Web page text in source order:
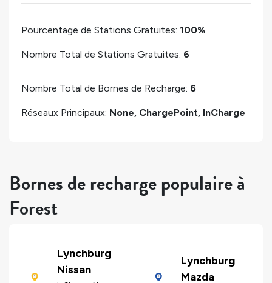
Pourcentage de Stations Gratuites: 100%
Nombre Total de Stations Gratuites: 6
Nombre Total de Bornes de Recharge: 6
Réseaux Principaux: None, ChargePoint, InCharge
Bornes de recharge populaire à
Forest
Lynchburg
Nissan
Lynchburg
Mazda